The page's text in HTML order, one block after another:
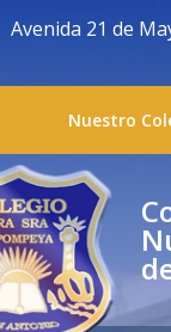
Avenida 21 de
Nuestro